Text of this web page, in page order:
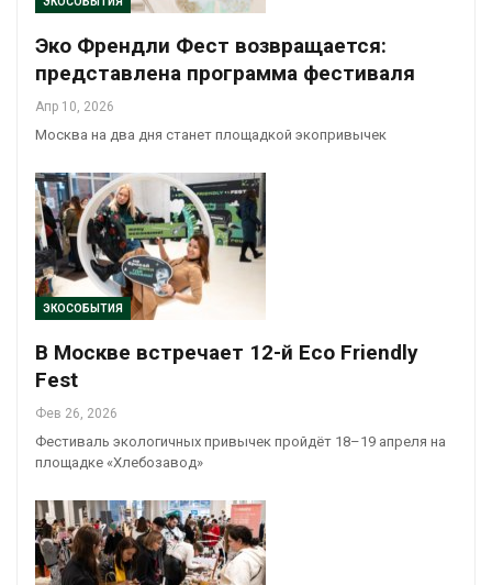
Эко Френдли Фест возвращается:
представлена программа фестиваля
Апр 10, 2026
Москва на два дня станет площадкой экопривычек
ЭКОСОБЫТИЯ
В Москве встречает 12-й Eco Friendly
Fest
Фев 26, 2026
Фестиваль экологичных привычек пройдёт 18–19 апреля на
площадке «Хлебозавод»